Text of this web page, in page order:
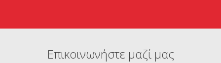
Επικοινωνήστε μαζί μας